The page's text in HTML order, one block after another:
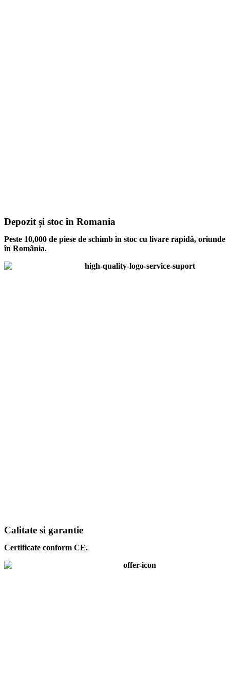
Depozit și stoc în Romania
Peste 10,000 de piese de schimb în stoc cu livare rapidă, oriunde
în România.
Calitate si garantie
Certificate conform CE.